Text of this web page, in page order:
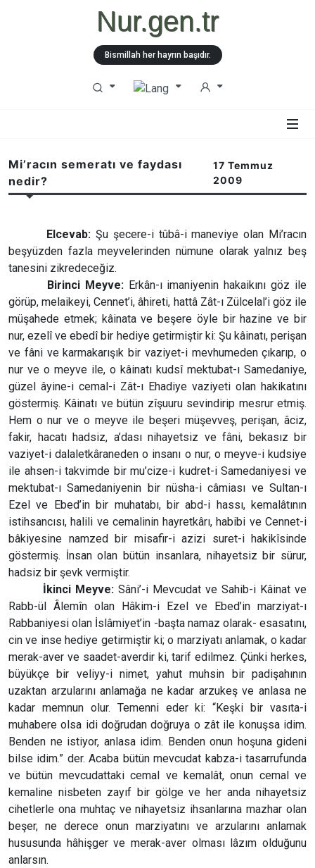
Nur.gen.tr
Bismillah her hayrın başıdır.
Mi’racın semeratı ve faydası
nedir?
17 Temmuz
2009
Elcevab: Şu şecere-i tûbâ-i maneviye olan Mi’racın
beşyüzden fazla meyvelerinden nümune olarak yalnız beş
tanesini zikredeceğiz.
Birinci Meyve:Erkân-ı imaniyenin hakaikını göz ile
görüp, melaikeyi, Cennet’i, âhireti, hattâ Zât-ı Zülcelal’i göz ile
müşahede etmek; kâinata ve beşere öyle bir hazine ve bir
nur, ezelî ve ebedî bir hediye getirmiştir ki: Şu kâinatı, perişan
ve fâni ve karmakarışık bir vaziyet-i mevhumeden çıkarıp, o
nur ve o meyve ile, o kâinatı kudsî mektubat-ı Samedaniye,
güzel âyine-i cemal-i Zât-ı Ehadiye vaziyeti olan hakikatını
göstermiş. Kâinatı ve bütün zîşuuru sevindirip mesrur etmiş.
Hem o nur ve o meyve ile beşeri müşevveş, perişan, âciz,
fakir, hacatı hadsiz, a’dası nihayetsiz ve fâni, bekasız bir
vaziyet-i dalaletkâraneden o insanı o nur, o meyve-i kudsiye
ile ahsen-i takvimde bir mu’cize-i kudret-i Samedaniyesi ve
mektubat-ı Samedaniyenin bir nüsha-i câmiası ve Sultan-ı
Ezel ve Ebed’in bir muhatabı, bir abd-i hassı, kemalâtının
istihsancısı, halili ve cemalinin hayretkârı, habibi ve Cennet-i
bâkiyesine namzed bir misafir-i azizi suret-i hakikîsinde
göstermiş. İnsan olan bütün insanlara, nihayetsiz bir sürur,
hadsiz bir şevk vermiştir.
İkinci Meyve:Sâni’-i Mevcudat ve Sahib-i Kâinat ve
Rabb-ül Âlemîn olan Hâkim-i Ezel ve Ebed’in marziyat-ı
Rabbaniyesi olan İslâmiyet’in -başta namaz olarak- esasatını,
cin ve inse hediye getirmiştir ki; o marziyatı anlamak, o kadar
merak-aver ve saadet-averdir ki, tarif edilmez. Çünki herkes,
büyükçe bir veliyy-i nimet, yahut muhsin bir padişahının
uzaktan arzularını anlamağa ne kadar arzukeş ve anlasa ne
kadar memnun olur. Temenni eder ki: “Keşki bir vasıta-i
muhabere olsa idi doğrudan doğruya o zât ile konuşsa idim.
Benden ne istiyor, anlasa idim. Benden onun hoşuna gideni
bilse idim.” der. Acaba bütün mevcudat kabza-i tasarrufunda
ve bütün mevcudattaki cemal ve kemalât, onun cemal ve
kemaline nisbeten zayıf bir gölge ve her anda nihayetsiz
cihetlerle ona muhtaç ve nihayetsiz ihsanlarına mazhar olan
beşer, ne derece onun marziyatını ve arzularını anlamak
hususunda hâhişger ve merak-aver olması lâzım olduğunu
anlarsın.